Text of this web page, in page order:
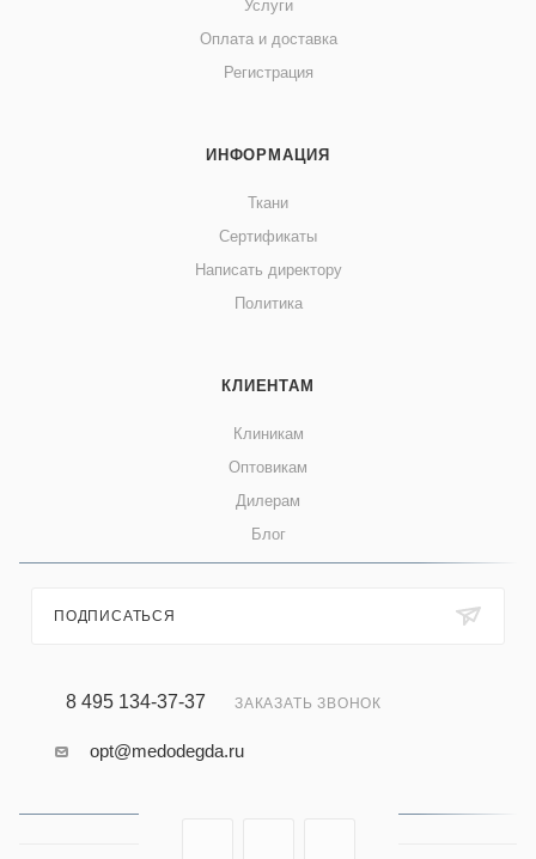
Услуги
Оплата и доставка
Регистрация
ИНФОРМАЦИЯ
Ткани
Сертификаты
Написать директору
Политика
КЛИЕНТАМ
Клиникам
Оптовикам
Дилерам
Блог
ПОДПИСАТЬСЯ
8 495 134-37-37 ЗАКАЗАТЬ ЗВОНОК
opt@medodegda.ru